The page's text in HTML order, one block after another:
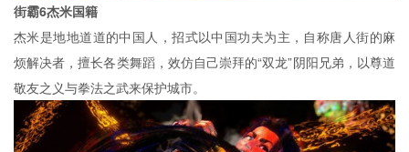
街霸6杰米国籍
杰米是地地道道的中国人，招式以中国功夫为主，自称唐人街的麻
烦解决者，擅长各类舞蹈，效仿自己崇拜的“双龙”阴阳兄弟，以尊道
敬友之义与拳法之武来保护城市。